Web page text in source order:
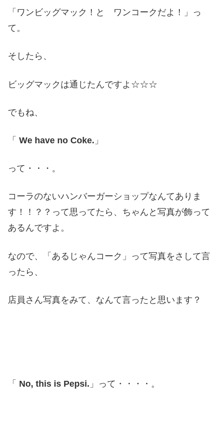
「ワンビッグマック！と ワンコークだよ！」っ
て。
そしたら、
ビッグマックは通じたんですよ☆☆☆
でもね、
「 We have no Coke. 」
って・・・。
コーラのないハンバーガーショップなんてありま
す！！？？って思ってたら、ちゃんと写真が飾って
あるんですよ。
なので、「あるじゃんコーク」って写真をさして言
ったら、
店員さん写真をみて、なんて言ったと思います？
「 No, this is Pepsi. 」って・・・・。